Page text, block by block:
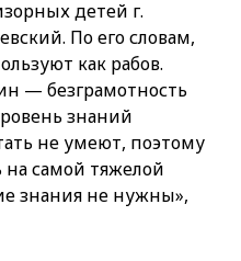
детей г.
По его словам,
как рабов.
— безграмотность
знаний
не умеют, поэтому
самой тяжелой
знания не нужны»,